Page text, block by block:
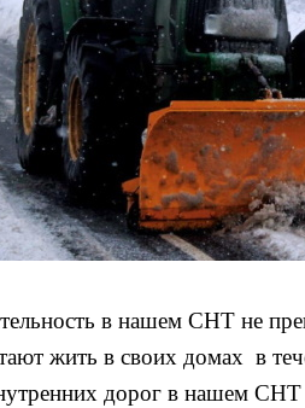
в нашем СНТ не
жить в своих домах в
дорог в нашем СНТ